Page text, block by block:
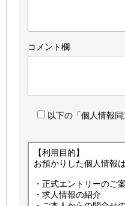
コメント欄
以下の「個人情報